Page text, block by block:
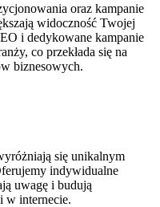
oraz kampanie
widoczność Twojej
i dedykowane kampanie
co przekłada się na
biznesowych.
się unikalnym
indywidualne
uwagę i budują
w internecie.